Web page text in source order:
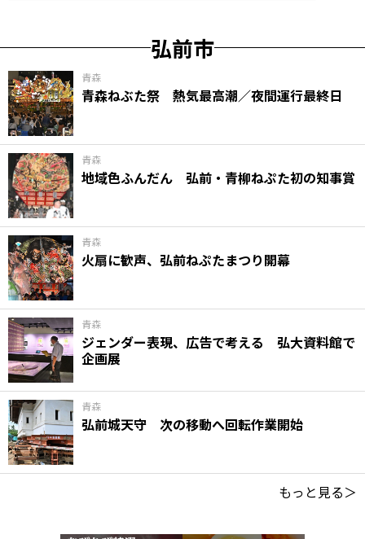
弘前市
青森
青森ねぶた祭 熱気最高潮／夜間運行最終日
青森
地域色ふんだん 弘前・青柳ねぷた初の知事賞
青森
火扇に歓声、弘前ねぷたまつり開幕
青森
ジェンダー表現、広告で考える 弘大資料館で
企画展
青森
弘前城天守 次の移動へ回転作業開始
もっと見る＞